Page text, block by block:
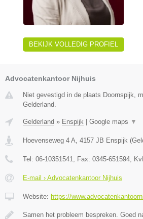
BEKIJK VOLLEDIG PROFIEL
Advocatenkantoor Nijhuis
Niet gevestigd in de plaats Doornspijk,
Gelderland.
Gelderland » Enspijk Google maps ▼
Hoevenseweg 4 A 4157 JB Enspijk (
Tel: 06-10351541 , Fax: 0345-651594 ,
E-mail › Advocatenkantoor Nijhuis
Website: https://
Samen het probleem bespreken. Goed